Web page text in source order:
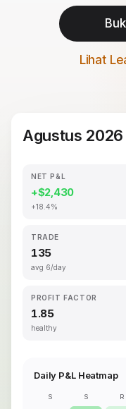
Lihat
Agustus 2026
NET P&L
+$2,430
+18.4%
TRADE
135
avg 6/day
PROFIT FACTOR
1.85
healthy
Daily P&L Heatmap
S S R